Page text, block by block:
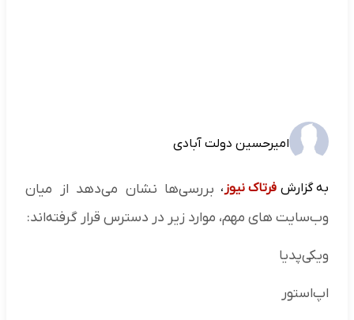
امیرحسین دولت آبادی
به گزارش فرتاک نیوز ، بررسی‌ها نشان می‌دهد از میان
وب‌سایت‌ های مهم، موارد زیر در دسترس قرار گرفته‌اند:
ویکی‌پدیا
اپ‌استور